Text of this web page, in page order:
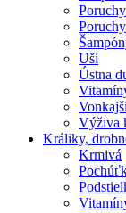
Uši
Ústna
Výživa
Králiky,
Krmivá